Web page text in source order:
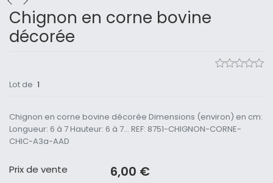
Chignon en corne bovine
décorée
Lot de 1
Chignon en corne bovine décorée Dimensions (environ) en cm:
Longueur: 6 à 7 Hauteur: 6 à 7... REF: 8751-CHIGNON-CORNE-
CHIC-A3a-AAD
Prix ​​de vente 6,00 €